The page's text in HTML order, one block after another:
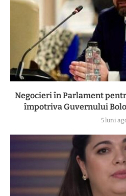
Negocieri în Parlament
împotriva Guvernului
5 luni